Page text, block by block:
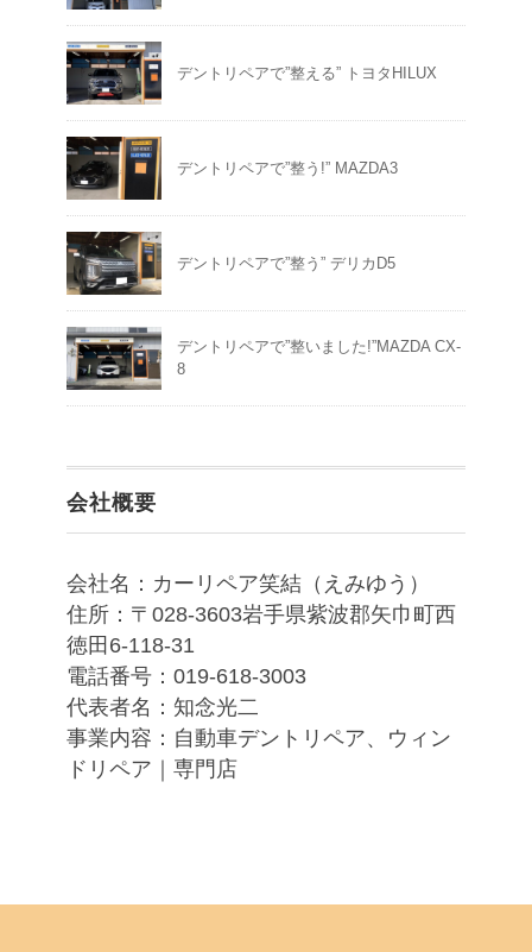
デントリペアで”整える” トヨタHILUX
デントリペアで”整う!” MAZDA3
デントリペアで”整う” デリカD5
デントリペアで”整いました!”MAZDA CX-
8
会社概要
会社名：カーリペア笑結（えみゆう）
住所：〒028-3603岩手県紫波郡矢巾町西
徳田6-118-31
電話番号：019-618-3003
代表者名：知念光二
事業内容：自動車デントリペア、ウィン
ドリペア｜専門店